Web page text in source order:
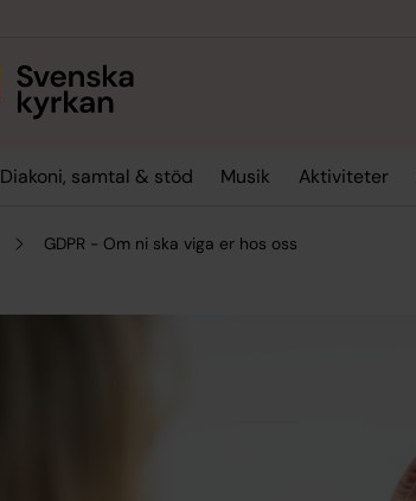
Diakoni, samtal & stöd Musik Aktiviteter
GDPR - Om ni ska viga er hos oss